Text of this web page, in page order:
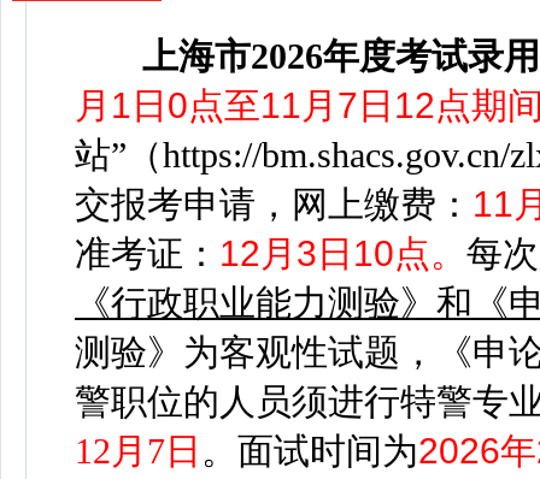
上海市2026年度考试录
月1日0点至11月7日12点期
站”（https://bm.shacs.gov.cn/
交报考申请， 网上缴费： 11
准考证： 12月3日10点。 每
《行政职业能力测验》和《
测验》为客观性试题，《申
警职位的人员须进行特警专
12月7日 。 面试时间为2026